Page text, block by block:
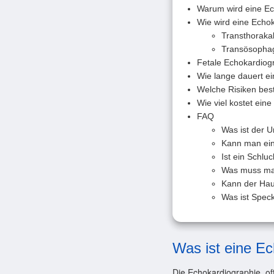
Warum wird eine
Wie wird eine
Fetale
Wie lange dauert
Welche Risiken
Wie viel kostet
FAQ
Was ist der
Kann man
Ist ein
Was muss
Kann der
Was ist
Was ist eine